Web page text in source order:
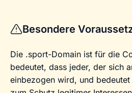
Besondere
Die .sport-Domain ist für die
bedeutet, dass jeder, der sich
einbezogen wird, und bedeutet